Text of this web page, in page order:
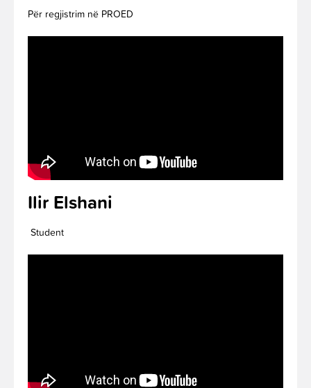
Për regjistrim në PROED
Ilir Elshani
Student